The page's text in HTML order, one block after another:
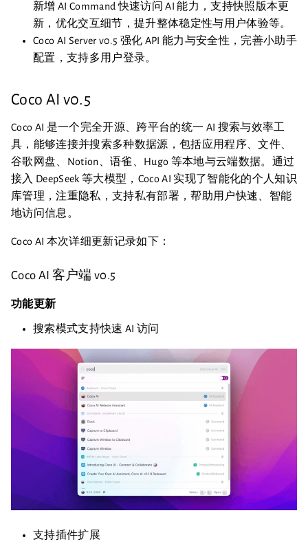
新增 AI Command 快速访问 AI 能力，支持快照版本更
新，优化交互细节，提升整体稳定性与用户体验等。
Coco AI Server v0.5 强化 API 能力与安全性，完善小助手
配置，支持多用户登录。
Coco AI v0.5
Coco AI 是一个完全开源、跨平台的统一 AI 搜索与效率工
具，能够连接并搜索多种数据源，包括应用程序、文件、
谷歌网盘、Notion、语雀、Hugo 等本地与云端数据。通过
接入 DeepSeek 等大模型，Coco AI 实现了智能化的个人知识
库管理，注重隐私，支持私有部署，帮助用户快速、智能
地访问信息。
Coco AI 本次详细更新记录如下：
Coco AI 客户端 v0.5
功能更新
搜索模式支持快速 AI 访问
支持插件扩展